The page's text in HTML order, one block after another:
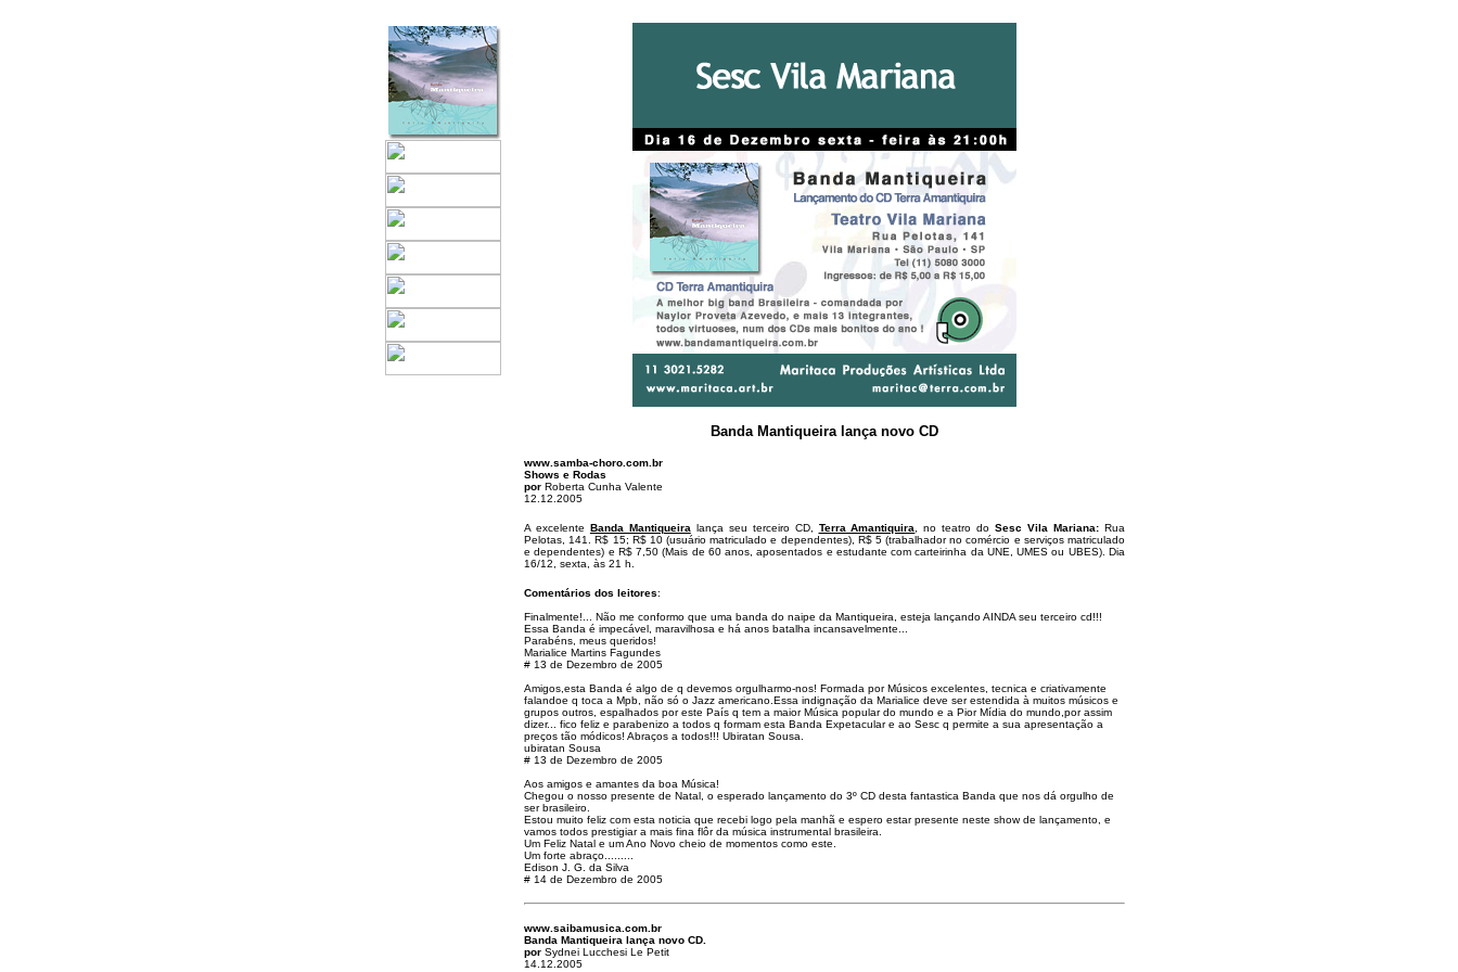
Banda Mantiqueira lança novo CD
www.samba-choro.com.br
Shows e Rodas
por Roberta Cunha Valente
12.12.2005
A excelente Banda Mantiqueira lança seu terceiro CD, Terra Amantiquira , no teatro doSesc Vila Mariana: Rua
Pelotas, 141. R$ 15; R$ 10 (usuário matriculado e dependentes), R$ 5 (trabalhador no comércio e serviços matriculado
e dependentes) e R$ 7,50 (Mais de 60 anos, aposentados e estudante com carteirinha da UNE, UMES ou UBES). Dia
16/12, sexta, às 21 h.
Comentários dos leitores:
Finalmente!... Não me conformo que uma banda do naipe da Mantiqueira, esteja lançando AINDA seu terceiro cd!!!
Essa Banda é impecável, maravilhosa e há anos batalha incansavelmente...
Parabéns, meus queridos!
Marialice Martins Fagundes
# 13 de Dezembro de 2005
Amigos,esta Banda é algo de q devemos orgulharmo-nos! Formada por Músicos excelentes, tecnica e criativamente
falandoe q toca a Mpb, não só o Jazz americano.Essa indignação da Marialice deve ser estendida à muitos músicos e
grupos outros, espalhados por este País q tem a maior Música popular do mundo e a Pior Mídia do mundo,por assim
dizer... fico feliz e parabenizo a todos q formam esta Banda Expetacular e ao Sesc q permite a sua apresentação a
preços tão módicos! Abraços a todos!!! Ubiratan Sousa.
ubiratan Sousa
# 13 de Dezembro de 2005
Aos amigos e amantes da boa Música!
Chegou o nosso presente de Natal, o esperado lançamento do 3º CD desta fantastica Banda que nos dá orgulho de
ser brasileiro.
Estou muito feliz com esta noticia que recebi logo pela manhã e espero estar presente neste show de lançamento, e
vamos todos prestigiar a mais fina flôr da música instrumental brasileira.
Um Feliz Natal e um Ano Novo cheio de momentos como este.
Um forte abraço.........
Edison J. G. da Silva
# 14 de Dezembro de 2005
www.saibamusica.com.br
Banda Mantiqueira lança novo CD.
por Sydnei Lucchesi Le Petit
14.12.2005